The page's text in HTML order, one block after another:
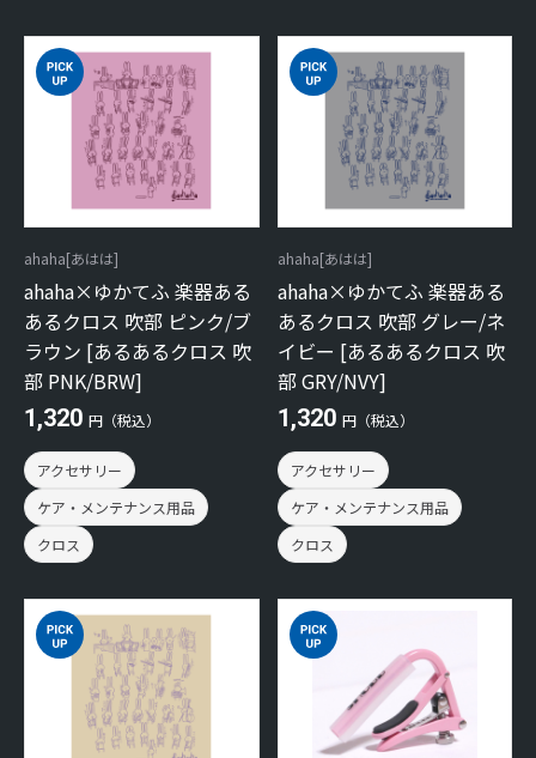
ahaha[あはは]
ahaha×ゆかてふ 楽器ある
あるクロス 吹部 ピンク/ブ
ラウン [あるあるクロス 吹
部 PNK/BRW]
1,320 円（税込）
アクセサリー
ケア・メンテナンス用品
クロス
ahaha[あはは]
ahaha×ゆかてふ 楽器ある
あるクロス 吹部 グレー/ネ
イビー [あるあるクロス 吹
部 GRY/NVY]
1,320 円（税込）
アクセサリー
ケア・メンテナンス用品
クロス